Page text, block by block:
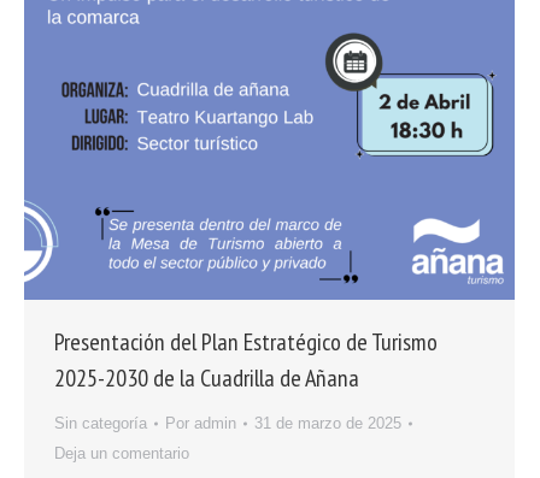
Presentación del Plan Estratégico de Turismo
2025-2030 de la Cuadrilla de Añana
Sin categoría Por admin
31 de marzo de 2025
Deja un comentario